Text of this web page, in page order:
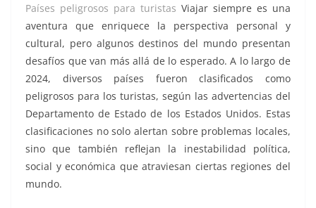
Países peligrosos para turistas Viajar siempre es una
aventura que enriquece la perspectiva personal y
cultural, pero algunos destinos del mundo presentan
desafíos que van más allá de lo esperado. A lo largo de
2024, diversos países fueron clasificados como
peligrosos para los turistas, según las advertencias del
Departamento de Estado de los Estados Unidos. Estas
clasificaciones no solo alertan sobre problemas locales,
sino que también reflejan la inestabilidad política,
social y económica que atraviesan ciertas regiones del
mundo.